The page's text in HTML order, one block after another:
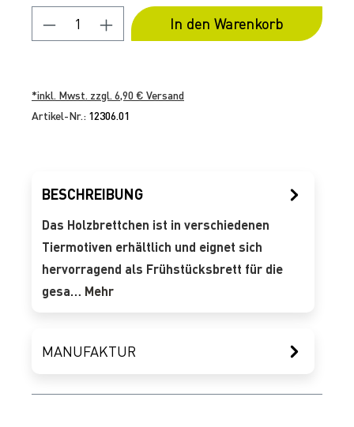
Produkt Anzahl: Gib den
In den Warenkorb
*inkl. Mwst. zzgl. 6,90 € Versand
Artikel-Nr.: 12306.01
BESCHREIBUNG
Das Holzbrettchen ist in verschiedenen
Tiermotiven erhältlich und eignet sich
hervorragend als Frühstücksbrett für die
gesa… Mehr
MANUFAKTUR